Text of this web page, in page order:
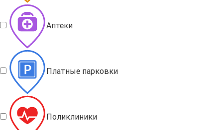
Аптеки
Платные парковки
Поликлиники